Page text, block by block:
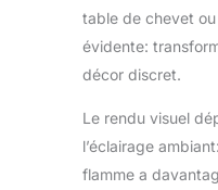
table de chevet ou
évidente:
décor discret.
Le rendu visuel
l’éclairage
flamme a